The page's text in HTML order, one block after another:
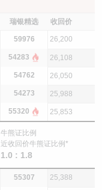
瑞银精选 收回价
59976 26,200
54283 26,108
54762 26,050
54273 25,988
55320 25,853
牛熊证比例
近收回价牛熊证比例*
1.0 : 1.8
55307 25,388